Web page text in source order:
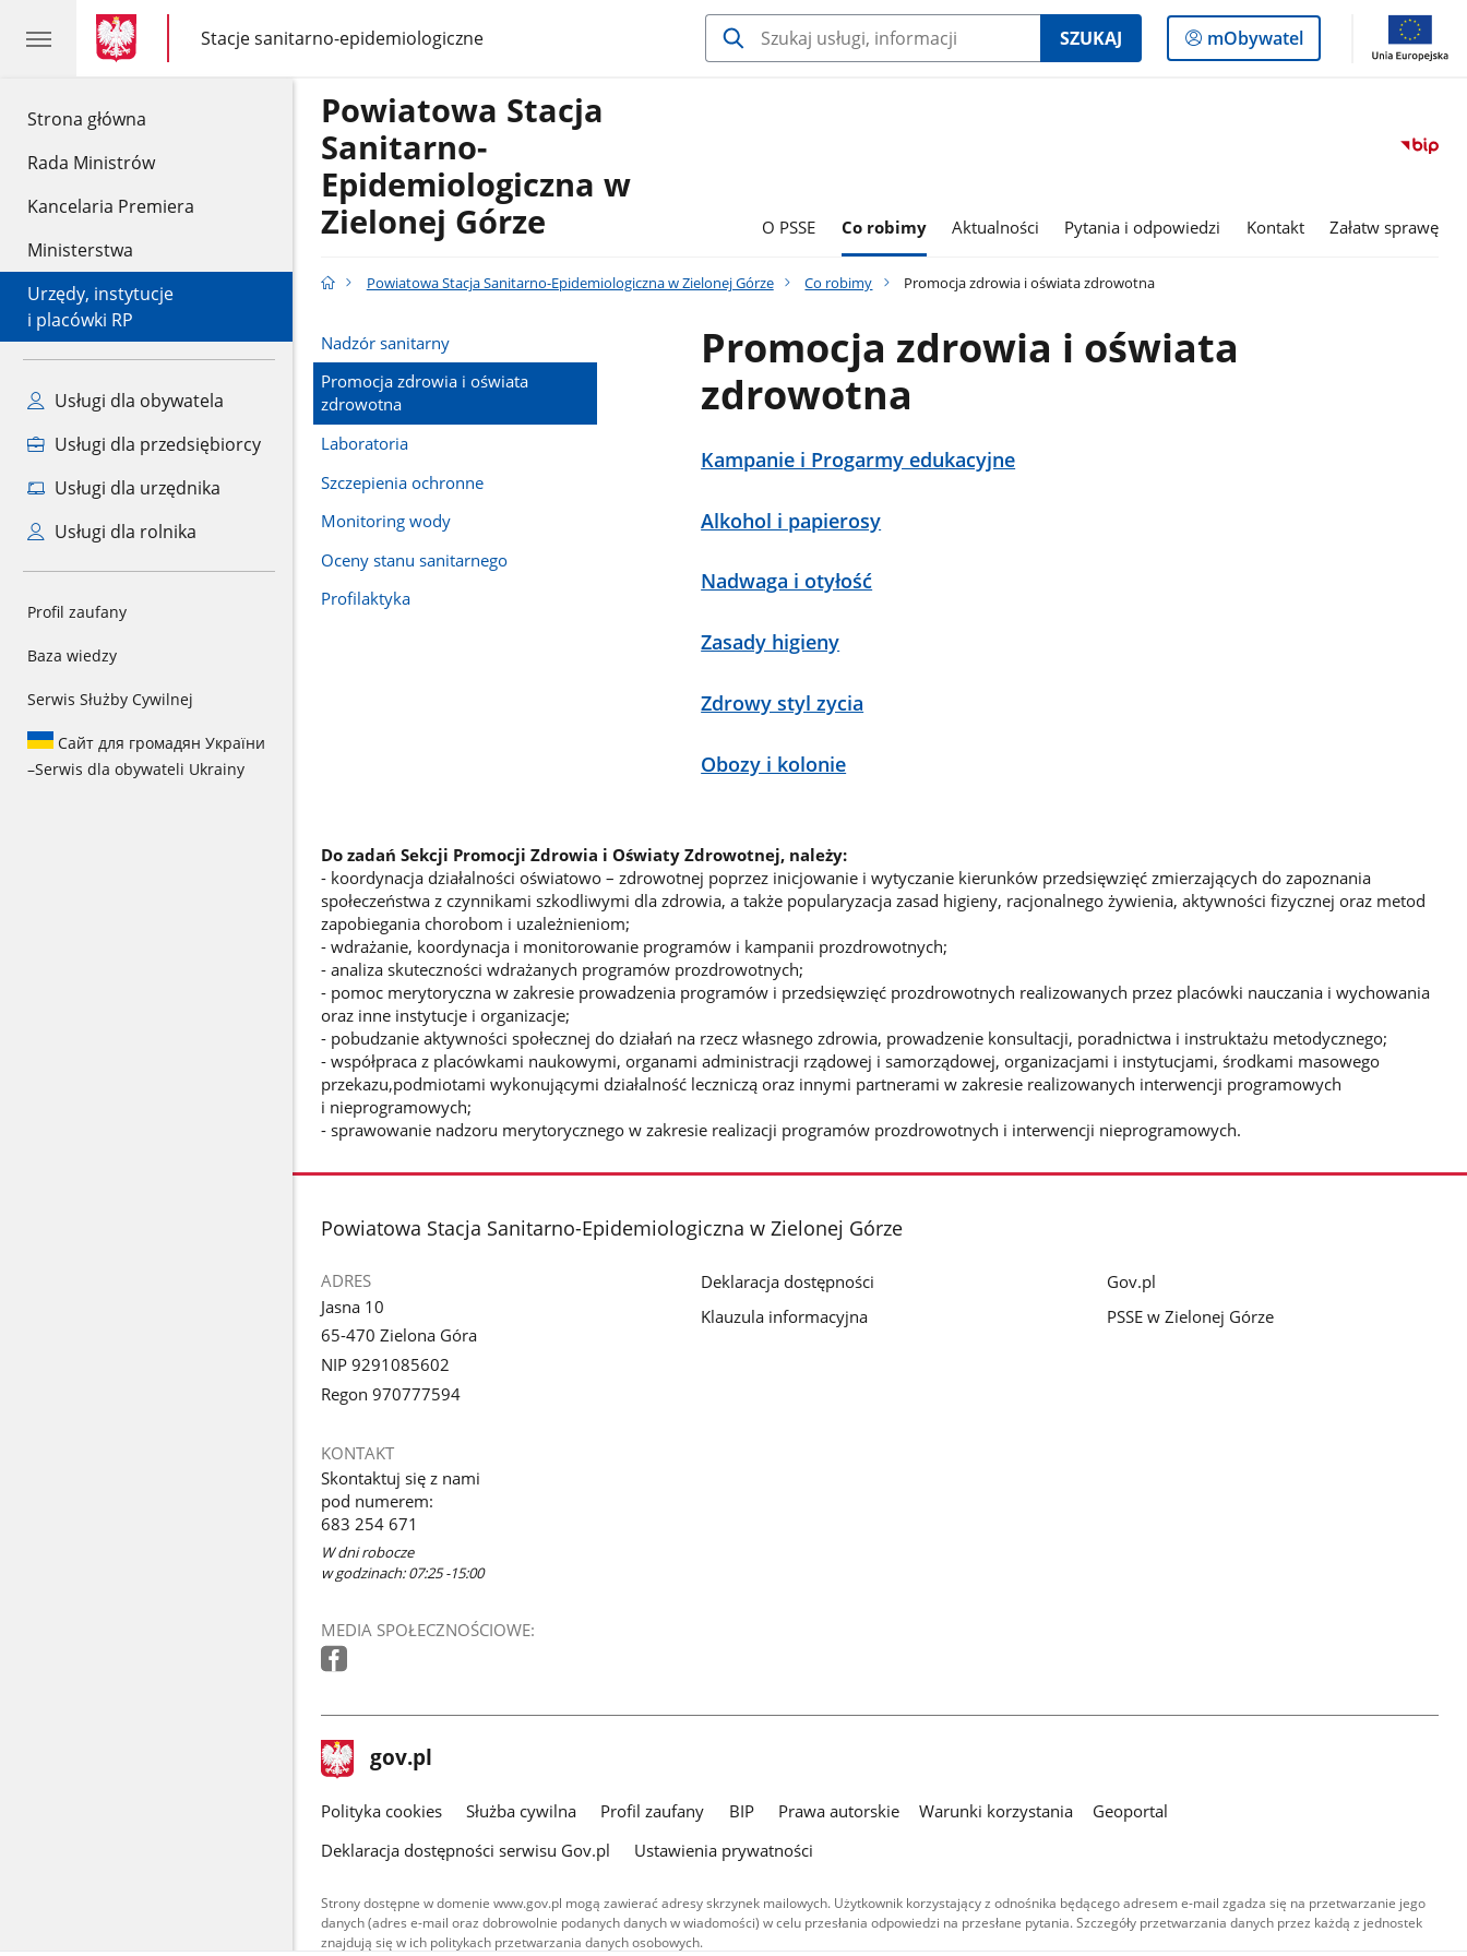
Strona główna
Rada Ministrów
Kancelaria Premiera
Ministerstwa
Urzędy, instytucje
i placówki RP
Usługi dla obywatela
Usługi dla przedsiębiorcy
Usługi dla urzędnika
Usługi dla rolnika
Profil zaufany
Baza wiedzy
Serwis Służby Cywilnej
Сайт для громадян України
–Serwis dla obywateli Ukrainy
gov.pl
gov.pl
Stacje sanitarno-epidemiologiczne
gov.pl
Stacje
sanitarno-
epidemiologiczne
SZUKAJ
Logowanie
do
mObywatel
Powiatowa Stacja
Sanitarno-
Epidemiologiczna w
Zielonej Górze
O PSSE Co robimy Aktualności Pytania i odpowiedzi Kontakt Załatw sprawę
Powiatowa Stacja Sanitarno-Epidemiologiczna w Zielonej Górze Co robimy Promocja zdrowia i oświata zdrowotna
Nadzór sanitarny
Promocja zdrowia i oświata
zdrowotna
Laboratoria
Szczepienia ochronne
Monitoring wody
Oceny stanu sanitarnego
Profilaktyka
Promocja zdrowia i oświata
zdrowotna
Kampanie i Progarmy edukacyjne
Alkohol i papierosy
Nadwaga i otyłość
Zasady higieny
Zdrowy styl zycia
Obozy i kolonie
Do zadań Sekcji Promocji Zdrowia i Oświaty Zdrowotnej, należy:
- koordynacja działalności oświatowo – zdrowotnej poprzez inicjowanie i wytyczanie kierunków przedsięwzięć zmierzających do zapoznania
społeczeństwa z czynnikami szkodliwymi dla zdrowia, a także popularyzacja zasad higieny, racjonalnego żywienia, aktywności fizycznej oraz metod
zapobiegania chorobom i uzależnieniom;
- wdrażanie, koordynacja i monitorowanie programów i kampanii prozdrowotnych;
- analiza skuteczności wdrażanych programów prozdrowotnych;
- pomoc merytoryczna w zakresie prowadzenia programów i przedsięwzięć prozdrowotnych realizowanych przez placówki nauczania i wychowania
oraz inne instytucje i organizacje;
- pobudzanie aktywności społecznej do działań na rzecz własnego zdrowia, prowadzenie konsultacji, poradnictwa i instruktażu metodycznego;
- współpraca z placówkami naukowymi, organami administracji rządowej i samorządowej, organizacjami i instytucjami, środkami masowego
przekazu,podmiotami wykonującymi działalność leczniczą oraz innymi partnerami w zakresie realizowanych interwencji programowych
i nieprogramowych;
- sprawowanie nadzoru merytorycznego w zakresie realizacji programów prozdrowotnych i interwencji nieprogramowych.
stopka
Powiatowa Stacja Sanitarno-Epidemiologiczna w Zielonej Górze
ADRES
Jasna 10
65-470 Zielona Góra
NIP 9291085602
Regon 970777594
KONTAKT
Skontaktuj się z nami
pod numerem:
683 254 671
W dni robocze
w godzinach: 07:25 -15:00
MEDIA SPOŁECZNOŚCIOWE:
Deklaracja dostępności
Klauzula informacyjna
Gov.pl
PSSE w Zielonej Górze
stopka
gov.pl Strona
gov.pl
gov.pl
Polityka cookies Służba cywilna Profil zaufany BIP Prawa autorskie Warunki korzystania
Geoportal
Deklaracja dostępności serwisu Gov.pl
Ustawienia prywatności
Strony dostępne w domenie www.gov.pl mogą zawierać adresy skrzynek mailowych. Użytkownik korzystający z odnośnika będącego adresem e-mail zgadza się na przetwarzanie jego
danych (adres e-mail oraz dobrowolnie podanych danych w wiadomości) w celu przesłania odpowiedzi na przesłane pytania. Szczegóły przetwarzania danych przez każdą z jednostek
znajdują się w ich politykach przetwarzania danych osobowych.